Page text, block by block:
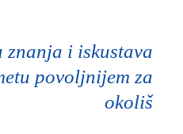
znanja i iskustava
povoljnijem za
okoliš